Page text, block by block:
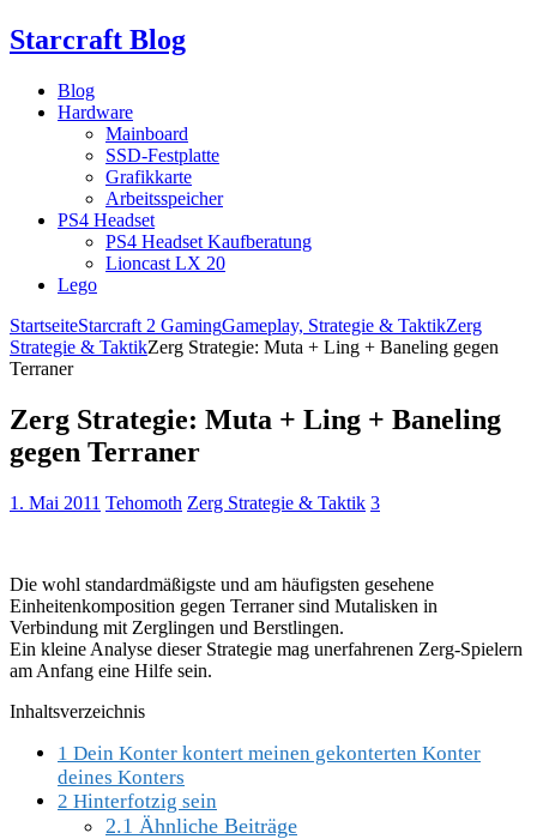
Starcraft Blog
Blog
Hardware
Mainboard
SSD-Festplatte
Grafikkarte
Arbeitsspeicher
PS4 Headset
PS4 Headset Kaufberatung
Lioncast LX 20
Lego
StartseiteStarcraft 2 GamingGameplay, Strategie & TaktikZerg
Strategie & TaktikZerg Strategie: Muta + Ling + Baneling gegen
Terraner
Zerg Strategie: Muta + Ling + Baneling
gegen Terraner
1. Mai 2011 Tehomoth Zerg Strategie & Taktik 3
Die wohl standardmäßigste und am häufigsten gesehene
Einheitenkomposition gegen Terraner sind Mutalisken in
Verbindung mit Zerglingen und Berstlingen.
Ein kleine Analyse dieser Strategie mag unerfahrenen Zerg-Spielern
am Anfang eine Hilfe sein.
Inhaltsverzeichnis
1 Dein Konter kontert meinen gekonterten Konter
deines Konters
2 Hinterfotzig sein
2.1 Ähnliche Beiträge